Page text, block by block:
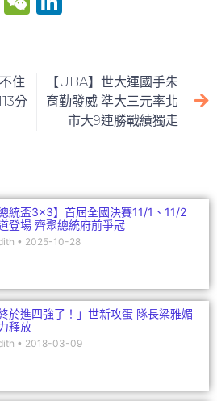
at
e
dI
n
住
分
【UBA】世大運國手朱
育勤發威 準大三元率北
市大9連勝戰績獨走
總統盃3×3】首屆全國決賽11/1、11/2
登場 齊聚總統府前爭冠
2025-10-28
終於進四強了！」世新攻蛋 隊長梁雅媚
釋放
2018-03-09